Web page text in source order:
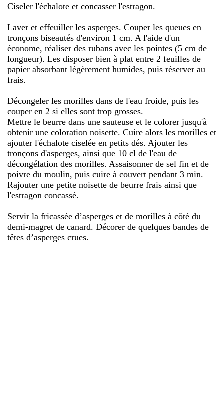
Ciseler l'échalote et concasser l'estragon.
Laver et effeuiller les asperges. Couper les queues en
tronçons biseautés d'environ 1 cm. A l'aide d'un
économe, réaliser des rubans avec les pointes (5 cm de
longueur). Les disposer bien à plat entre 2 feuilles de
papier absorbant légèrement humides, puis réserver au
frais.
Décongeler les morilles dans de l'eau froide, puis les
couper en 2 si elles sont trop grosses.
Mettre le beurre dans une sauteuse et le colorer jusqu'à
obtenir une coloration noisette. Cuire alors les morilles et
ajouter l'échalote ciselée en petits dés. Ajouter les
tronçons d'asperges, ainsi que 10 cl de l'eau de
décongélation des morilles. Assaisonner de sel fin et de
poivre du moulin, puis cuire à couvert pendant 3 min.
Rajouter une petite noisette de beurre frais ainsi que
l'estragon concassé.
Servir la fricassée d’asperges et de morilles à côté du
demi-magret de canard. Décorer de quelques bandes de
têtes d’asperges crues.